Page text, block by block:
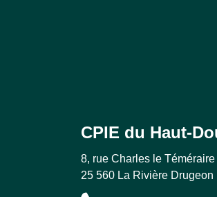
CPIE du Haut-
8, rue Charles le Téméraire
25 560 La Rivière Drugeon